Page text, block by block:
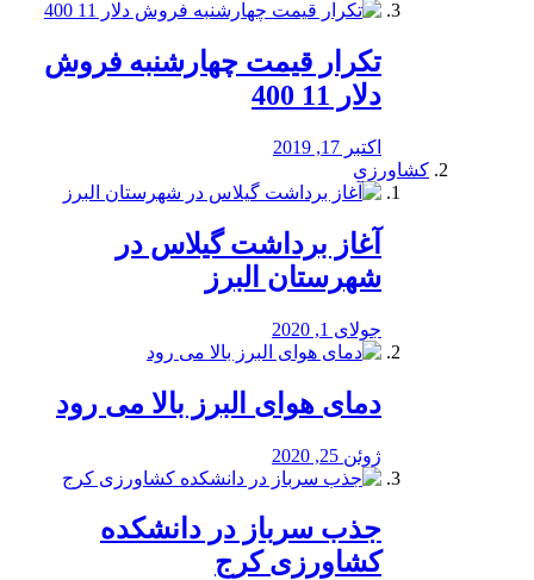
تکرار قیمت چهارشنبه فروش
دلار 11 400
اکتبر 17, 2019
کشاورزی
آغاز برداشت گیلاس در
شهرستان البرز
جولای 1, 2020
دمای هوای البرز بالا می رود
ژوئن 25, 2020
جذب سرباز در دانشکده
کشاورزی کرج